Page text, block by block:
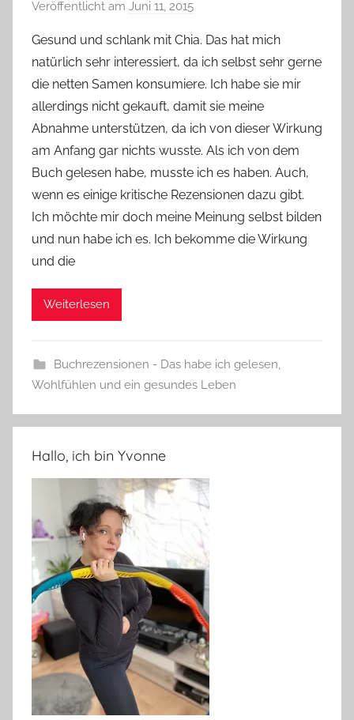
Veröffentlicht am Juni 11, 2015
n
Y
v
o
n
n
e
Gesund und schlank mit Chia. Das hat mich
natürlich sehr interessiert, da ich selbst sehr gerne
die netten Samen konsumiere. Ich habe sie mir
allerdings nicht gekauft, damit sie meine
Abnahme unterstützen, da ich von dieser Wirkung
am Anfang gar nichts wusste. Als ich von dem
Buch gelesen habe, musste ich es haben. Auch,
wenn es einige kritische Rezensionen dazu gibt.
Ich möchte mir doch meine Meinung selbst bilden
und nun habe ich es. Ich bekomme die Wirkung
und die
Weiterlesen
Buchrezensionen - Das habe ich gelesen,
Wohlfühlen und ein gesundes Leben
Hallo, ich bin Yvonne